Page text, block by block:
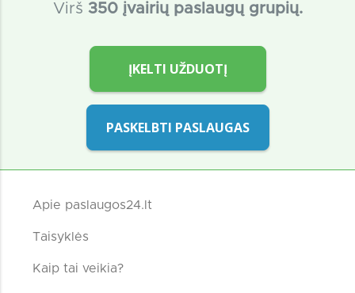
Virš 350 įvairių paslaugų grupių.
ĮKELTI UŽDUOTĮ
PASKELBTI PASLAUGAS
Apie paslaugos24.lt
Taisyklės
Kaip tai veikia?